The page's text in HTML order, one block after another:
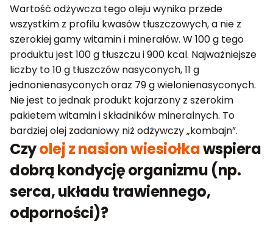
Wartość odżywcza tego oleju wynika przede
wszystkim z profilu kwasów tłuszczowych, a nie z
szerokiej gamy witamin i minerałów. W 100 g tego
produktu jest 100 g tłuszczu i 900 kcal. Najważniejsze
liczby to 10 g tłuszczów nasyconych, 11 g
jednonienasyconych oraz 79 g wielonienasyconych.
Nie jest to jednak produkt kojarzony z szerokim
pakietem witamin i składników mineralnych. To
bardziej olej zadaniowy niż odżywczy „kombajn”.
Czyolej z nasion wiesiołkawspiera
dobrą kondycję organizmu (np.
serca, układu trawiennego,
odporności)?